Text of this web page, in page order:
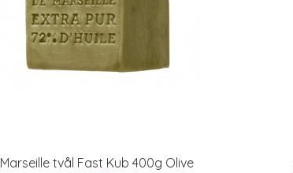
Marseille tvål Fast Kub 400g Olive